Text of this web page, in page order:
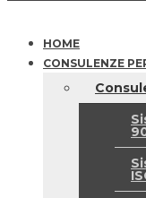
HOME
CONSULENZE